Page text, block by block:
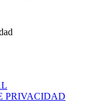
PRIVACIDAD